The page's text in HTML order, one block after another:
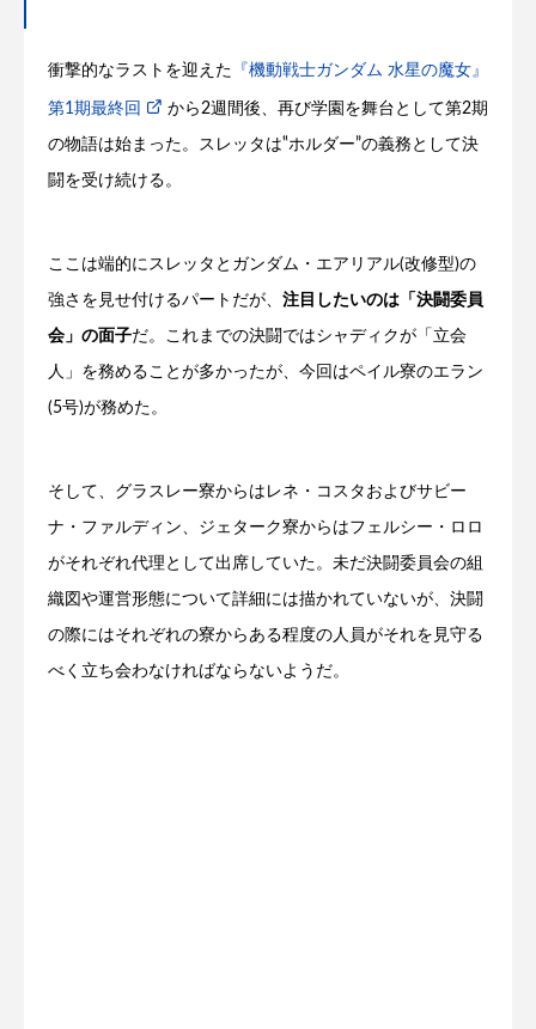
衝撃的なラストを迎えた 『機動戦士ガンダム 水星の魔女』
第1期最終回 から2週間後、再び学園を舞台として第2期
の物語は始まった。スレッタは‟ホルダー”の義務として決
闘を受け続ける。
ここは端的にスレッタとガンダム・エアリアル(改修型)の
強さを見せ付けるパートだが、 注目したいのは「決闘委員
会」の面子だ。これまでの決闘ではシャディクが「立会
人」を務めることが多かったが、今回はペイル寮のエラン
(5号)が務めた。
そして、グラスレー寮からはレネ・コスタおよびサビー
ナ・ファルディン、ジェターク寮からはフェルシー・ロロ
がそれぞれ代理として出席していた。未だ決闘委員会の組
織図や運営形態について詳細には描かれていないが、決闘
の際にはそれぞれの寮からある程度の人員がそれを見守る
べく立ち会わなければならないようだ。